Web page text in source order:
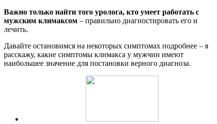
Важно только найти того уролога, кто умеет работать с
мужским климаксом – правильно диагностировать его и
лечить.
Давайте остановимся на некоторых симптомах подробнее – я
расскажу, какие симптомы климакса у мужчин имеют
наибольшее значение для постановки верного диагноза.